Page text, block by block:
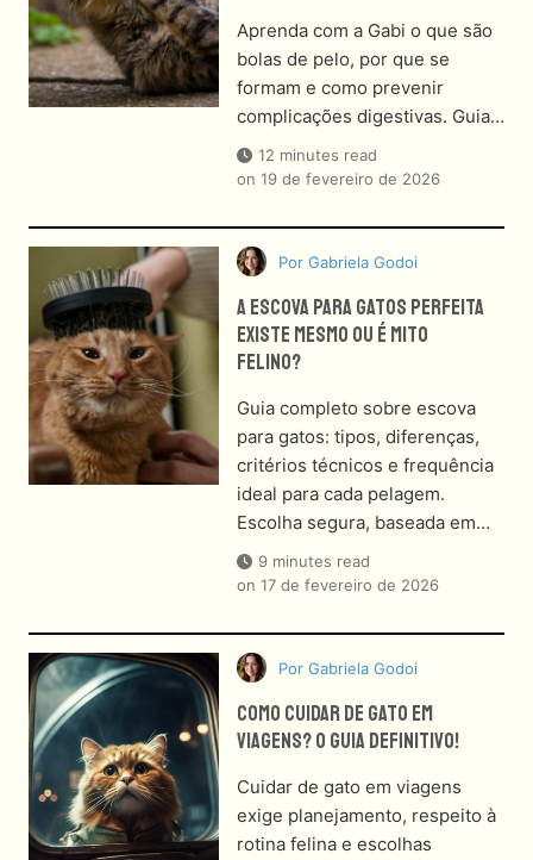
Aprenda com a Gabi o que são
bolas de pelo, por que se
formam e como prevenir
complicações digestivas. Guia…
12 minutes read
on 19 de fevereiro de 2026
A Escova Para Gatos Perfeita
Existe Mesmo Ou É Mito
Felino?
Por Gabriela Godoi
Guia completo sobre escova
para gatos: tipos, diferenças,
critérios técnicos e frequência
ideal para cada pelagem.
Escolha segura, baseada em…
9 minutes read
on 17 de fevereiro de 2026
Como Cuidar De Gato Em
Viagens? O Guia Definitivo!
Por Gabriela Godoi
Cuidar de gato em viagens
exige planejamento, respeito à
rotina felina e escolhas